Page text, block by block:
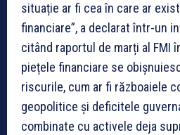
situație ar fi cea în care ar
financiare”, a declarat într-un
citând raportul de marți al FMI
piețele financiare se
riscurile, cum ar fi războaiele
geopolitice și deficitele
combinate cu activele deja